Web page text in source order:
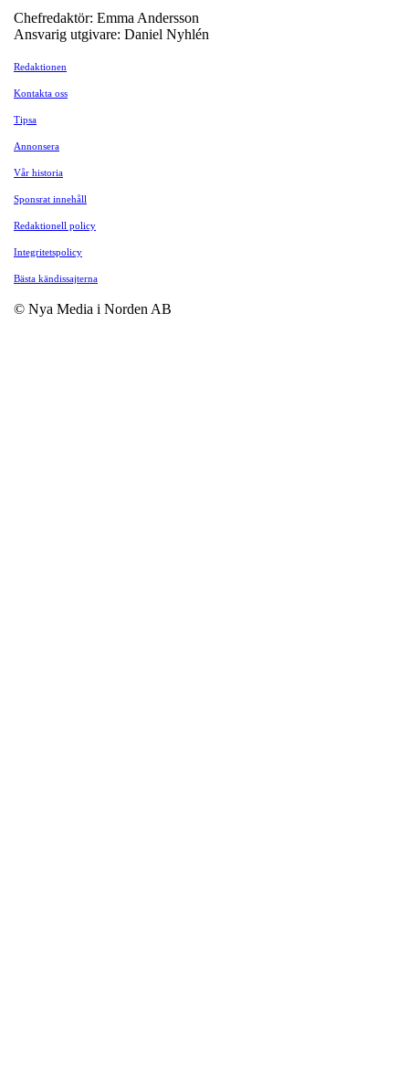
Chefredaktör: Emma Andersson
Ansvarig utgivare: Daniel Nyhlén
Redaktionen
Kontakta oss
Tipsa
Annonsera
Vår historia
Sponsrat innehåll
Redaktionell policy
Integritetspolicy
Bästa kändissajterna
© Nya Media i Norden AB